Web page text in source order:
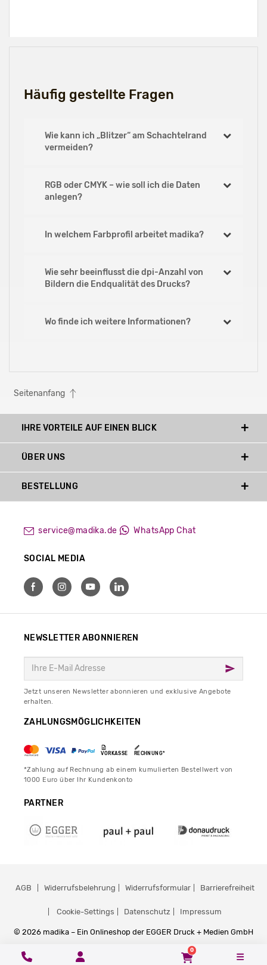
Häufig gestellte Fragen
Wie kann ich „Blitzer“ am Schachtelrand
vermeiden?
RGB oder CMYK – wie soll ich die Daten
anlegen?
In welchem Farbprofil arbeitet madika?
Wie sehr beeinflusst die dpi-Anzahl von
Bildern die Endqualität des Drucks?
Wo finde ich weitere Informationen?
Seitenanfang
IHRE VORTEILE AUF EINEN BLICK
service@madika.de WhatsApp Chat
SOCIAL MEDIA
ÜBER UNS
BESTELLUNG
NEWSLETTER ABONNIEREN
Jetzt unseren Newsletter abonnieren und exklusive Angebote
erhalten.
ZAHLUNGSMÖGLICHKEITEN
VORKASSE RECHNUNG*
*Zahlung auf Rechnung ab einem kumulierten Bestellwert von
1000 Euro über Ihr Kundenkonto
PARTNER
© 2026 madika – Ein Onlineshop der EGGER Druck + Medien GmbH
AGB Widerrufsbelehrung Widerrufsformular Barrierefreiheit
Cookie-Settings Datenschutz Impressum
0